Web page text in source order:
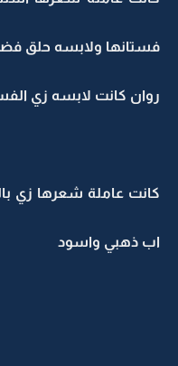
فستانها ولابسه حلق
روان كانت لابسه زي
كانت عاملة شعرها زي
اب ذهبي واسود